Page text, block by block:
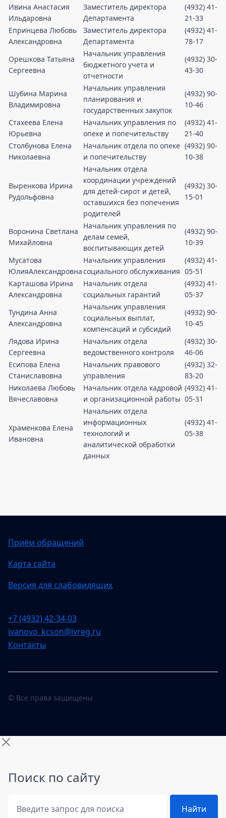
Ивина Анастасия
Ильдаровна
Заместитель директора
Департамента
(4932) 41-
21-33
Епринцева Любовь
Александровна
Заместитель директора
Департамента
(4932) 41-
78-17
Орешкова Татьяна
Сергеевна
Начальник управления
бюджетного учета и
отчетности
(4932) 30-
43-30
Шубина Марина
Владимировна
Начальник управления
планирования и
государственных закупок
(4932) 90-
10-46
Стахеева Елена
Юрьевна
Начальник управления по
опеке и попечительству
(4932) 41-
21-40
Столбунова Елена
Николаевна
Начальник отдела по опеке
и попечительству
(4932) 90-
10-38
Выренкова Ирина
Рудольфовна
Начальник отдела
координации учреждений
для детей-сирот и детей,
оставшихся без попечения
родителей
(4932) 30-
15-01
Воронина Светлана
Михайловна
Начальник управления по
делам семей,
воспитывающих детей
(4932) 90-
10-39
Мусатова
ЮлияАлександровна
Начальник управления
социального обслуживания
(4932) 41-
05-51
Карташова Ирина
Александровна
Начальник отдела
социальных гарантий
(4932) 41-
05-37
Тундина Анна
Александровна
Начальник управления
социальных выплат,
компенсаций и субсидий
(4932) 90-
10-45
Лядова Ирина
Сергеевна
Начальник отдела
ведомственного контроля
(4932) 30-
46-06
Есипова Елена
Станиславовна
Начальник правового
управления
(4932) 32-
83-20
Николаева Любовь
Вячеславовна
Начальник отдела кадровой
и организационной работы
(4932) 41-
05-31
Храменкова Елена
Ивановна
Начальник отдела
информационных
технологий и
аналитической обработки
данных
(4932) 41-
05-38
Приём обращений
Карта сайта
Версия для слабовидящих
+7 (4932) 42-34-03
ivanovo_kcson@ivreg.ru
Контакты
© Все права защищены
Поиск по сайту
Найти